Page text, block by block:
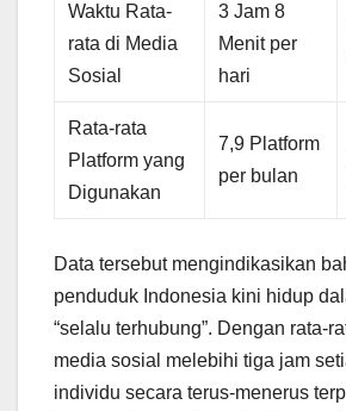
Waktu Rata-
rata di Media
Sosial
3 Jam 8
Menit per
hari
Rata-rata
Platform yang
Digunakan
7,9 Platform
per bulan
Data tersebut mengindikasikan
penduduk Indonesia kini hidup
“selalu terhubung”. Dengan rata-
media sosial melebihi tiga jam
individu secara terus-menerus